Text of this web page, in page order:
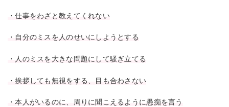
・仕事をわざと教えてくれない
・自分のミスを人のせいにしようとする
・人のミスを大きな問題にして騒ぎ立てる
・挨拶しても無視をする、目も合わさない
・本人がいるのに、周りに聞こえるように愚痴を言う